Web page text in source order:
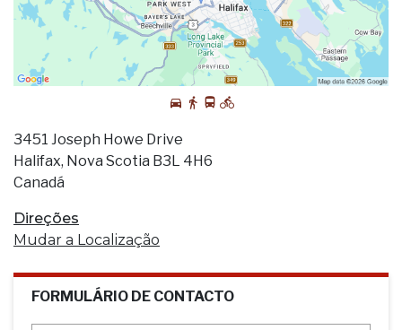
3451 Joseph Howe Drive
Halifax, Nova Scotia B3L 4H6
Canadá
Direções
Mudar a Localização
FORMULÁRIO DE CONTACTO